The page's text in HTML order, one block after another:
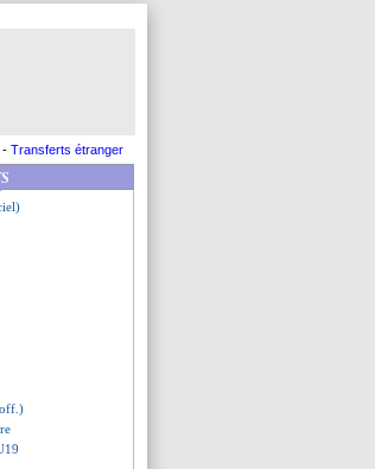
- Transferts étranger